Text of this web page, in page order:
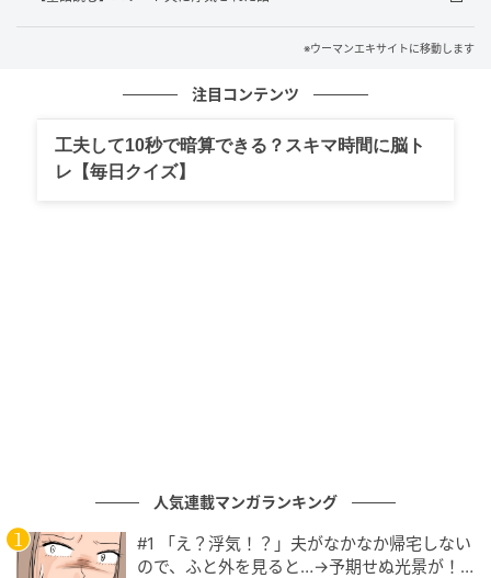
※ウーマンエキサイトに移動します
注目コンテンツ
工夫して10秒で暗算できる？スキマ時間に脳ト
レ【毎日クイズ】
人気連載マンガランキング
#1 「え？浮気！？」夫がなかなか帰宅しない
ので、ふと外を見ると…→予期せぬ光景が！